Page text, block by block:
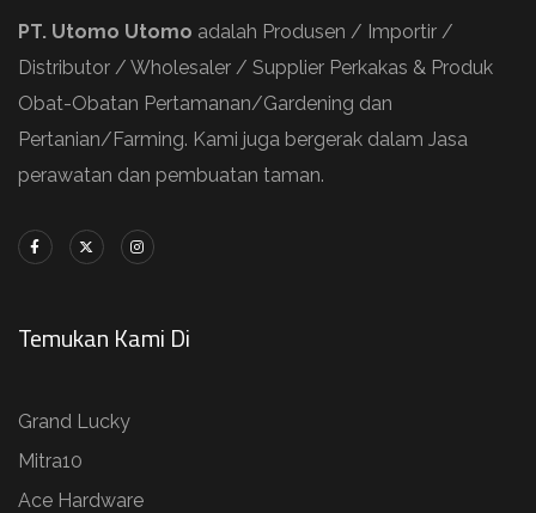
PT. Utomo Utomo adalah Produsen / Importir /
Distributor / Wholesaler / Supplier Perkakas & Produk
Obat-Obatan Pertamanan/Gardening dan
Pertanian/Farming. Kami juga bergerak dalam Jasa
perawatan dan pembuatan taman.
Temukan Kami Di
Grand Lucky
Mitra10
Ace Hardware